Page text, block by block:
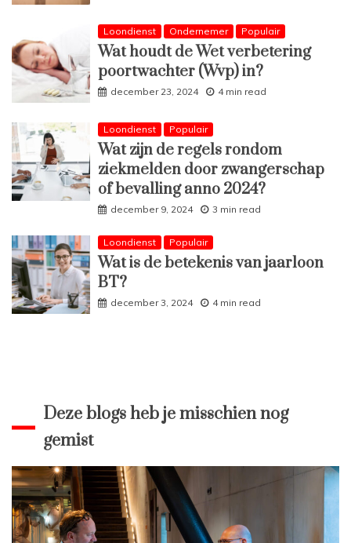
Loondienst Ondernemer Populair
Wat houdt de Wet verbetering
poortwachter (Wvp) in?
december 23, 2024 4 min read
Loondienst Populair
Wat zijn de regels rondom
ziekmelden door zwangerschap
of bevalling anno 2024?
december 9, 2024 3 min read
Loondienst Populair
Wat is de betekenis van jaarloon
BT?
december 3, 2024 4 min read
Deze blogs heb je misschien nog
gemist